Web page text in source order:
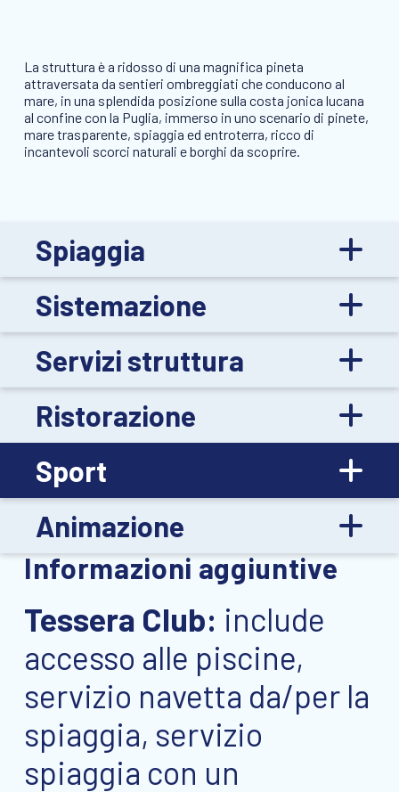
La struttura è a ridosso di una magnifica pineta
attraversata da sentieri ombreggiati che conducono al
mare, in una splendida posizione sulla costa jonica lucana
al confine con la Puglia, immerso in uno scenario di pinete,
mare trasparente, spiaggia ed entroterra, ricco di
incantevoli scorci naturali e borghi da scoprire.
Spiaggia
Sistemazione
Servizi struttura
Ristorazione
Sport
Animazione
Informazioni aggiuntive
Tessera Club: include
accesso alle piscine,
servizio navetta da/per la
spiaggia, servizio
spiaggia con un